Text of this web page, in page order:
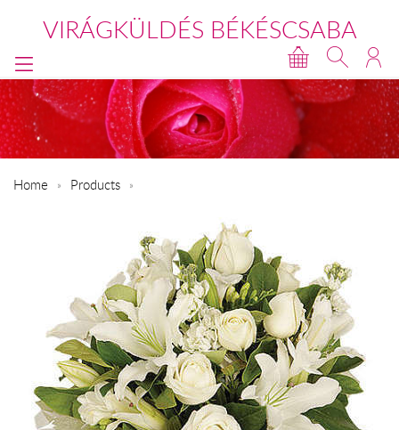
VIRÁGKÜLDÉS BÉKÉSCSABA
Home Products